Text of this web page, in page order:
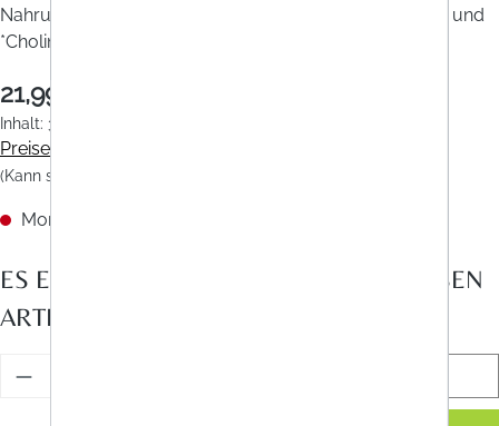
Nahrungsergänzungsmittel aus 6 Kräutern, 6 Früchten und
*Cholin zur Erhaltung der normalen Leberfunktion*.
21,99 €
Inhalt: 330 Milliliter
Preise inkl. MwSt. zzgl. Versandkosten
(Kann sich je nach Land ändern)
Momentan nicht verfügbar
ES EXISTIEREN NACHFOLGER FÜR DIESEN
ARTIKEL